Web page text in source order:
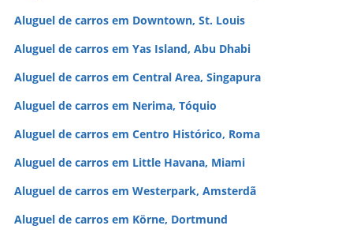
Aluguel de carros em Downtown, St. Louis
Aluguel de carros em Yas Island, Abu Dhabi
Aluguel de carros em Central Area, Singapura
Aluguel de carros em Nerima, Tóquio
Aluguel de carros em Centro Histórico, Roma
Aluguel de carros em Little Havana, Miami
Aluguel de carros em Westerpark, Amsterdã
Aluguel de carros em Körne, Dortmund